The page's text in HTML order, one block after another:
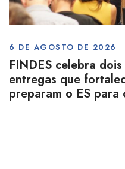
6 DE AGOSTO DE 2026
FINDES celebra
entregas que
preparam o ES para